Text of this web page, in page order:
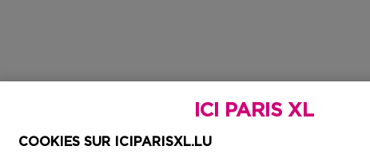
ICI PARIS XL
COOKIES SUR ICIPARISXL.LU